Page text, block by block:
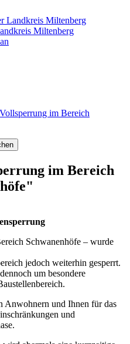
Landkreis Miltenberg
Miltenberg
im Bereich
im Bereich
Schwanenhöfe – wurde
jedoch weiterhin gesperrt.
um besondere
Anwohnern und Ihnen für das
und